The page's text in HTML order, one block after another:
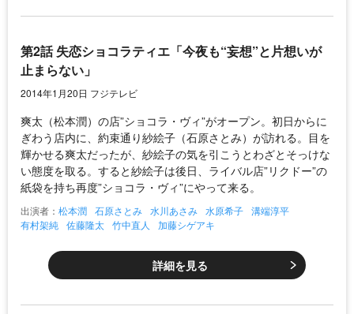
第2話 失恋ショコラティエ「今夜も“妄想”と片想いが
止まらない」
2014年1月20日 フジテレビ
爽太（松本潤）の店”ショコラ・ヴィ”がオープン。初日からに
ぎわう店内に、約束通り紗絵子（石原さとみ）が訪れる。目を
輝かせる爽太だったが、紗絵子の気を引こうとわざとそっけな
い態度を取る。すると紗絵子は後日、ライバル店”リクドー”の
紙袋を持ち再度”ショコラ・ヴィ”にやって来る。
出演者： 松本潤 石原さとみ 水川あさみ 水原希子 溝端淳平
有村架純 佐藤隆太 竹中直人 加藤シゲアキ
詳細を見る